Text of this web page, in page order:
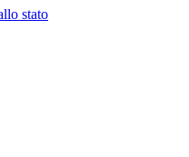
stato